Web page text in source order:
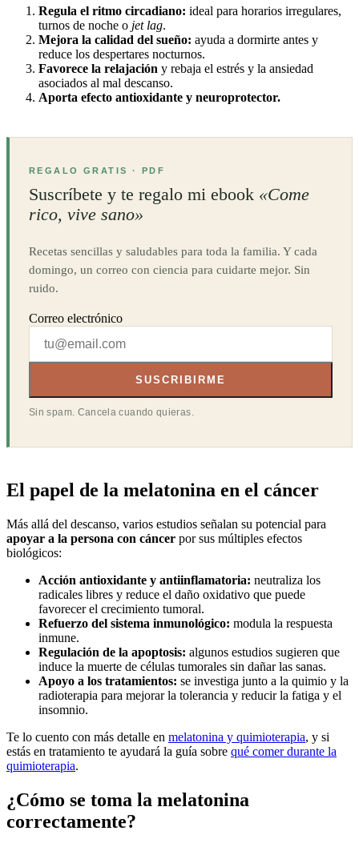
Regula el ritmo circadiano: ideal para horarios irregulares,
turnos de noche o jet lag.
Mejora la calidad del sueño: ayuda a dormirte antes y
reduce los despertares nocturnos.
Favorece la relajación y rebaja el estrés y la ansiedad
asociados al mal descanso.
Aporta efecto antioxidante y neuroprotector.
REGALO GRATIS · PDF
Suscríbete y te regalo mi ebook «Come
rico, vive sano»
Recetas sencillas y saludables para toda la familia. Y cada
domingo, un correo con ciencia para cuidarte mejor. Sin
ruido.
Correo electrónico
SUSCRIBIRME
Sin spam. Cancela cuando quieras.
El papel de la melatonina en el cáncer
Más allá del descanso, varios estudios señalan su potencial para
apoyar a la persona con cáncer por sus múltiples efectos
biológicos:
Acción antioxidante y antiinflamatoria: neutraliza los
radicales libres y reduce el daño oxidativo que puede
favorecer el crecimiento tumoral.
Refuerzo del sistema inmunológico: modula la respuesta
inmune.
Regulación de la apoptosis: algunos estudios sugieren que
induce la muerte de células tumorales sin dañar las sanas.
Apoyo a los tratamientos: se investiga junto a la quimio y la
radioterapia para mejorar la tolerancia y reducir la fatiga y el
insomnio.
Te lo cuento con más detalle en melatonina y quimioterapia, y si
estás en tratamiento te ayudará la guía sobre qué comer durante la
quimioterapia.
¿Cómo se toma la melatonina
correctamente?